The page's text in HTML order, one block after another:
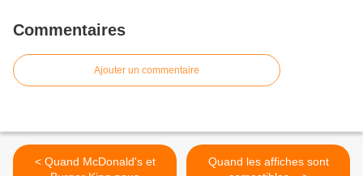
Commentaires
Ajouter un commentaire
< Quand McDonald's et
Quand les affiches sont